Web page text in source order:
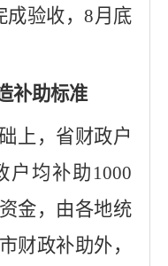
成验收，8月底
补助标准
上，省财政户
户均补助 1000
金，由各地统
财政补助外，